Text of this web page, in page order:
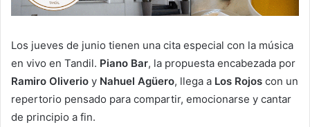
Los jueves de junio tienen una cita especial con la música
en vivo en Tandil. Piano Bar, la propuesta encabezada por
Ramiro Oliverio y Nahuel Agüero, llega a Los Rojos con un
repertorio pensado para compartir, emocionarse y cantar
de principio a fin.